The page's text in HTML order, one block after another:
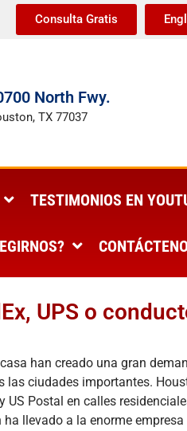
Consulta Gratis
North Fwy.
TX 77037
TESTIMONIOS EN
UPS o
han creado una gran
las ciudades importantes.
US Postal en calles
llevado a la enorme